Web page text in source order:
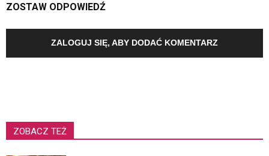
ZOSTAW ODPOWIEDŹ
ZALOGUJ SIĘ, ABY DODAĆ KOMENTARZ
ZOBACZ TEŻ